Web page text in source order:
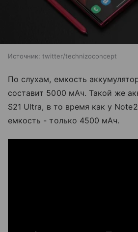
Источник: twitter/technizoconcept
По слухам, емкость
составит 5000 мАч. Такой же
S21 Ultra, в то время как у
емкость - только 4500 мАч.